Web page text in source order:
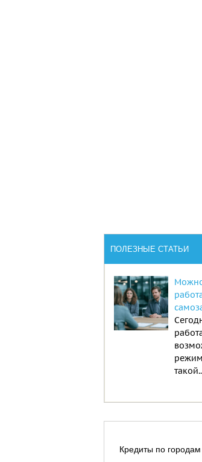
ПОЛЕЗНЫЕ СТАТЬИ
Кредиты по городам